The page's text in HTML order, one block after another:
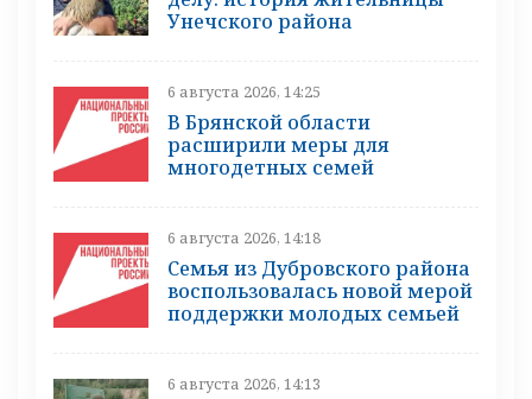
Унечского района
6 августа 2026, 14:25
В Брянской области
расширили меры для
многодетных семей
6 августа 2026, 14:18
Семья из Дубровского района
воспользовалась новой мерой
поддержки молодых семьей
6 августа 2026, 14:13